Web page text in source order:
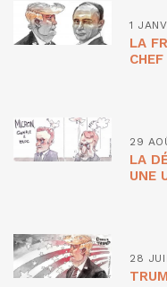
1
LA
29
LA
UNE
28